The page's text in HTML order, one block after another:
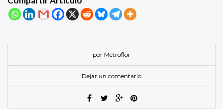
por Metroflor
Dejar un comentario